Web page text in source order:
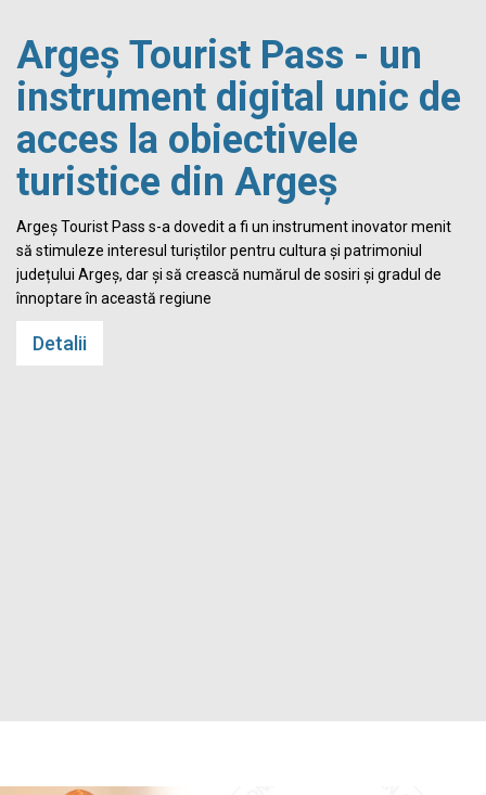
Argeș Tourist Pass - un
instrument digital unic de
acces la obiectivele
turistice din Argeș
Argeș Tourist Pass s-a dovedit a fi un instrument inovator menit
să stimuleze interesul turiștilor pentru cultura și patrimoniul
județului Argeș, dar și să crească numărul de sosiri și gradul de
înnoptare în această regiune
Detalii